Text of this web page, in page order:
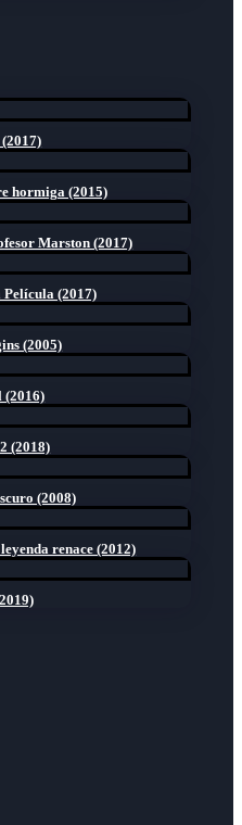
hormiga (2015)
Marston (2017)
(2017)
(2005)
(2016)
(2018)
(2008)
renace (2012)